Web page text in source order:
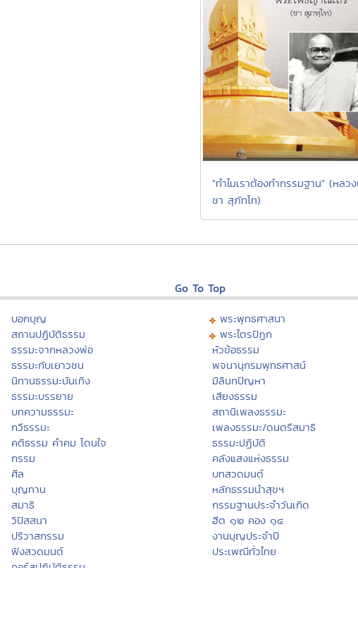
"ทำไมเราต้องทำกรรมฐาน" (หลว
ชา สุภัทโท)
Go To Top
บอกบุญ
สถานปฏิบัติธรรม
ธรรมะจากหลวงพ่อ
ธรรมะกับเยาวชน
นิทานธรรมะบันเทิง
ธรรมะบรรยาย
บทความธรรมะ
กวีธรรมะ
คติธรรม คำคม โดนใจ
กรรม
ศีล
บุญทาน
สมาธิ
วิปัสสนา
ปริวาสกรรม
ฟังสวดมนต์
คอร์สปฏิบัติธรรม
พระพุทธศาสนา
พระไตรปิฏก
หัวข้อธรรม
พจนานุกรมพุทธศาสน์
มิลินทปัญหา
เสียงธรรม
สถานีเพลงธรรมะ
เพลงธรรมะ/ดนตรีสมาธิ
ธรรมะปฏิบัติ
คลังแสงแห่งธรรม
บทสวดมนต์
หลักธรรมนำสุขฯ
กรรมฐานประจำวันเกิด
ฮีต ๑๒ คอง ๑๔
งานบุญประจำปี
ประเพณีทั่วไทย